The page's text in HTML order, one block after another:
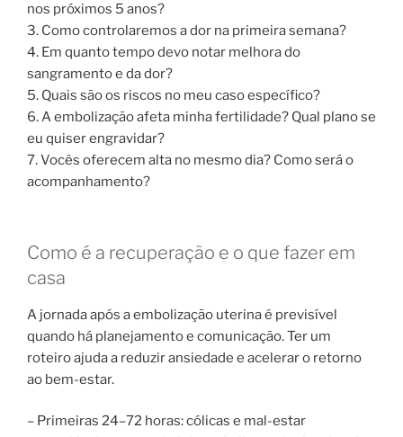
nos próximos 5 anos?
3. Como controlaremos a dor na primeira semana?
4. Em quanto tempo devo notar melhora do
sangramento e da dor?
5. Quais são os riscos no meu caso específico?
6. A embolização afeta minha fertilidade? Qual plano se
eu quiser engravidar?
7. Vocês oferecem alta no mesmo dia? Como será o
acompanhamento?
Como é a recuperação e o que fazer em
casa
A jornada após a embolização uterina é previsível
quando há planejamento e comunicação. Ter um
roteiro ajuda a reduzir ansiedade e acelerar o retorno
ao bem-estar.
– Primeiras 24–72 horas: cólicas e mal-estar